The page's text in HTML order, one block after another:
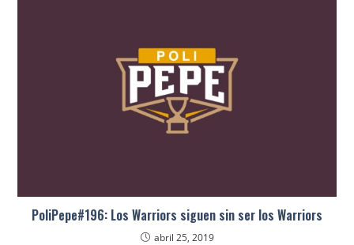
PoliPepe#196: Los Warriors siguen sin ser los Warriors
abril 25, 2019